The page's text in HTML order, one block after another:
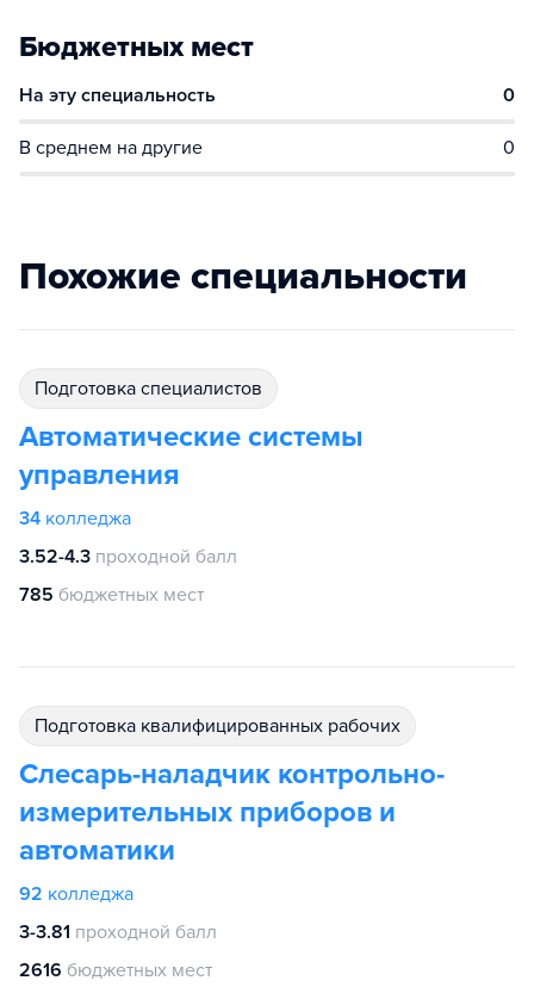
Бюджетных мест
На эту специальность 0
В среднем на другие 0
Похожие специальности
подготовка специалистов
Автоматические системы
управления
34 колледжа
3.52-4.3 проходной балл
785 бюджетных мест
подготовка квалифицированных рабочих
Слесарь-наладчик контрольно-
измерительных приборов и
автоматики
92 колледжа
3-3.81 проходной балл
2616 бюджетных мест